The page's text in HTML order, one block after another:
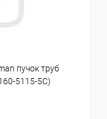
пучок труб
5115-5C)